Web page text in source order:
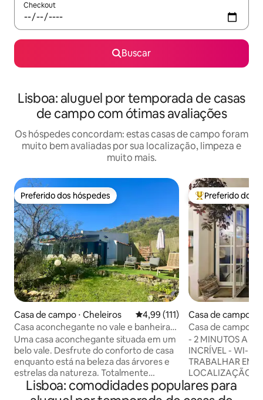
Checkout
Buscar
Lisboa: aluguel por temporada de casas
de campo com ótimas avaliações
Os hóspedes concordam: estas casas de campo foram
muito bem avaliadas por sua localização, limpeza e
muito mais.
Preferido dos hóspedes
Preferido dos hóspedes
Casa de campo ⋅ Cheleiros 4,99 de uma avaliação média
4,99 (111)
Casa aconchegante no vale e banheira
de hidromassagem - Casas Rio Verde
Uma casa aconchegante situada em um
belo vale. Desfrute do conforto de casa
enquanto está na beleza das árvores e
estrelas da natureza. Totalmente
equipado com tudo o que você precisa
para uma escapada romântica, é o
Entre os
Preferido dos
Casa de campo ⋅
Casa de campo
para a baía a 2
Cidade Velha
- 2 MINUTOS A
INCRÍVEL - WI-FI
TRABALHAR EM
LOCALIZAÇÃO
HISTÓRICO ANTIGO CIDADE
de campo
Lisboa: comodidades populares para